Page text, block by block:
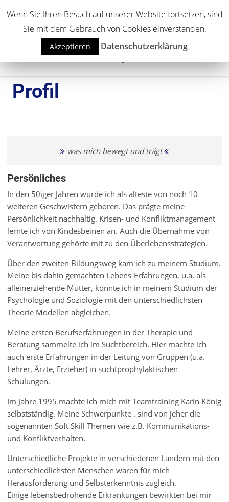
Personalentwicklung, Teamentwicklung, Coaching.
Profil
was mich bewegt und trägt
Persönliches
In den 50iger Jahren wurde ich als älteste von noch 10
weiteren Geschwistern geboren. Das prägte meine
Persönlichkeit nachhaltig. Krisen- und Konfliktmanagement
lernte ich von Kindesbeinen an. Auch die Übernahme von
Verantwortung gehörte mit zu den Überlebensstrategien.
Über den zweiten Bildungsweg kam ich zu meinem Studium.
Meine bis dahin gemachten Lebens-Erfahrungen, u.a. als
alleinerziehende Mutter, konnte ich in meinem Studium der
Psychologie und Soziologie mit den unterschiedlichsten
Theorie Modellen abgleichen.
Meine ersten Berufserfahrungen in der Therapie und
Beratung sammelte ich im Suchtbereich. Hier machte ich
auch erste Erfahrungen in der Leitung von Gruppen (u.a.
Lehrer, Ärzte, Erzieher) in suchtprophylaktischen
Schulungen.
Im Jahre 1995 machte ich mich mit Teamtraining Karin König
selbstständig. Meine Schwerpunkte . sind von jeher die
sogenannten Soft Skill Themen wie z.B. Kommunikations-
und Konfliktverhalten.
Unterschiedliche Projekte in verschiedenen Ländern mit den
unterschiedlichsten Menschen waren für mich
Herausforderung und Selbsterkenntnis zugleich.
Einige lebensbedrohende Erkrankungen bewirkten bei mir
Wenn Sie Ihren Besuch auf unserer Website fortsetzen, sind
Sie mit dem Gebrauch von Cookies einverstanden.
Akzeptieren Datenschutzerklärung